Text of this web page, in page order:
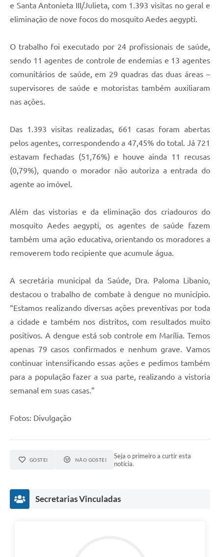
e Santa Antonieta III/Julieta, com 1.393 visitas no geral e
eliminação de nove focos do mosquito Aedes aegypti.
O trabalho foi executado por 24 profissionais de saúde,
sendo 11 agentes de controle de endemias e 13 agentes
comunitários de saúde, em 29 quadras das duas áreas –
supervisores de saúde e motoristas também auxiliaram
nas ações.
Das 1.393 visitas realizadas, 661 casas foram abertas
pelos agentes, correspondendo a 47,45% do total. Já 721
estavam fechadas (51,76%) e houve ainda 11 recusas
(0,79%), quando o morador não autoriza a entrada do
agente ao imóvel.
Além das vistorias e da eliminação dos criadouros do
mosquito Aedes aegypti, os agentes de saúde fazem
também uma ação educativa, orientando os moradores a
removerem todo recipiente que acumule água.
A secretária municipal da Saúde, Dra. Paloma Libanio,
destacou o trabalho de combate à dengue no município.
“Estamos realizando diversas ações preventivas por toda
a cidade e também nos distritos, com resultados muito
positivos. A dengue está sob controle em Marília. Temos
apenas 79 casos confirmados e nenhum grave. Vamos
continuar intensificando essas ações e pedimos também
para a população fazer a sua parte, realizando a vistoria
semanal em suas casas.”
Fotos: Divulgação
GOSTEI NÃO GOSTEI
Seja o primeiro a curtir esta
notícia.
Secretarias Vinculadas